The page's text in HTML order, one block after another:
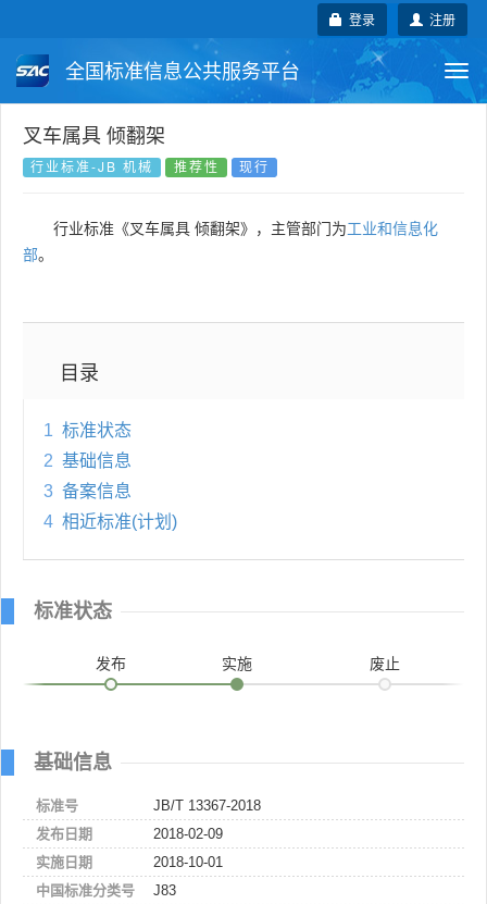
注册
登录
全国标准信息公共服务平台
国家标准
国外标准 技术委员会
叉车属具 倾翻架
行业标准-JB 机械 推荐性 现行
行业标准《叉车属具 倾翻架》，主管部门为工业和信息化
部。
目录
1 标准状态
2 基础信息
3 备案信息
4 相近标准(计划)
标准状态
发布 实施 废止
基础信息
标准号
JB/T 13367-2018
发布日期
2018-02-09
实施日期
2018-10-01
中国标准分类号
J83